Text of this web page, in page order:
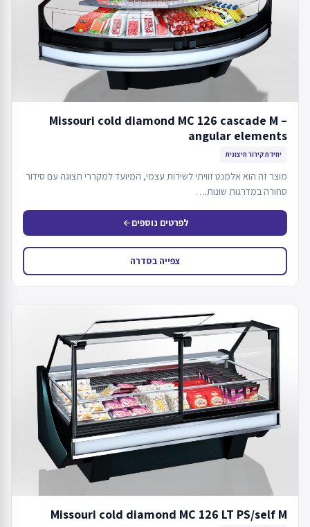
Missouri cold diamond MC 126 cascade M –
angular elements
יחידת קירור חיצונית
מוצר זה הוא אלמנט זוויתי לשירות עצמי, המיועד למקררי תצוגה עם סידור
סחורה במדרגות שונות.…
לפרטים נוספיםarrow_back
צפייה בסדרה
Missouri cold diamond MC 126 LT PS/self M